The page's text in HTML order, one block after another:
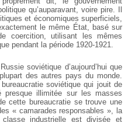
qu’auparavant, voire pire. Il
et économiques superficiels,
le même État, basé sur
coercition, utilisant les mêmes
pendant la période 1920-1921.
soviétique d’aujourd’hui que
des autres pays du monde.
soviétique qui jouit de
presque illimitée sur les masses
cette bureaucratie se trouve une
« camarades responsables », la
classe industrielle est divisée et